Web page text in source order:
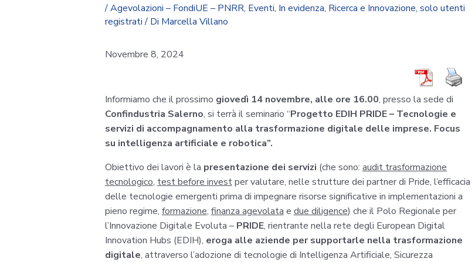
/Agevolazioni – FondiUE – PNRR, Eventi, In evidenza, Ricerca e Innovazione, solo utenti
registrati/ Di Marcella Villano
Novembre 8, 2024
Informiamo che il prossimo giovedì 14 novembre, alle ore 16.00, presso la sede di
Confindustria Salerno, si terrà il seminario “Progetto EDIH PRIDE – Tecnologie e
servizi di accompagnamento alla trasformazione digitale delle imprese. Focus
su intelligenza artificiale e robotica”.
Obiettivo dei lavori è la presentazione dei servizi (che sono: audit trasformazione
tecnologico, test before investper valutare, nelle strutture dei partner di Pride, l’efficacia
delle tecnologie emergenti prima di impegnare risorse significative in implementazioni a
pieno regime, formazione, finanza agevolata e due diligence) che il Polo Regionale per
l’Innovazione Digitale Evoluta – PRIDE, rientrante nella rete degli European Digital
Innovation Hubs (EDIH), eroga alle aziende per supportarle nella trasformazione
digitale, attraverso l’adozione di tecnologie di Intelligenza Artificiale, Sicurezza